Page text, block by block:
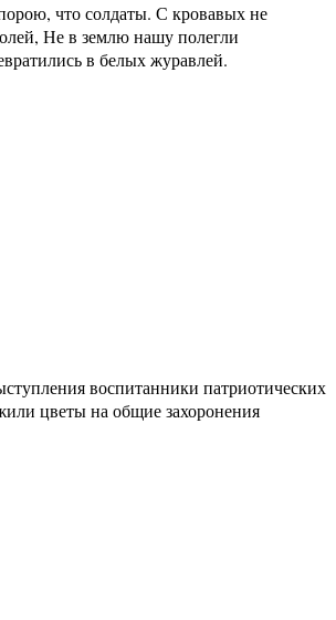
что солдаты. С кровавых не
Не в землю нашу полегли
в белых журавлей.
воспитанники патриотических
цветы на общие захоронения